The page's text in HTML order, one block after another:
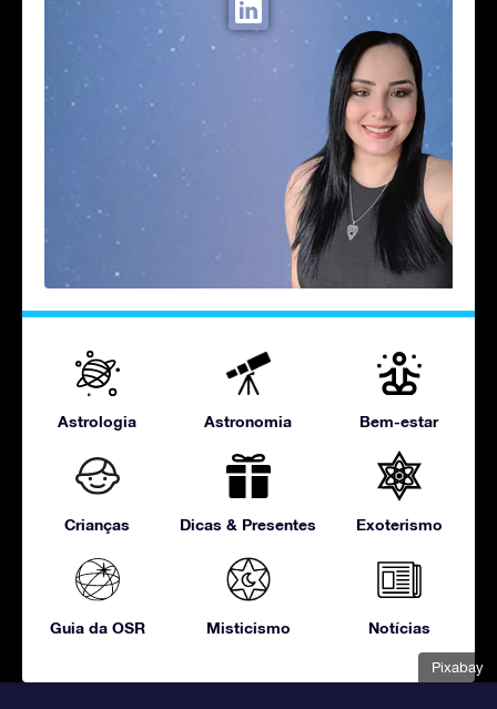
Pixabay
Astrologia Astronomia Bem-estar
Crianças Dicas & Presentes Exoterismo
Guia da OSR Misticismo Notícias